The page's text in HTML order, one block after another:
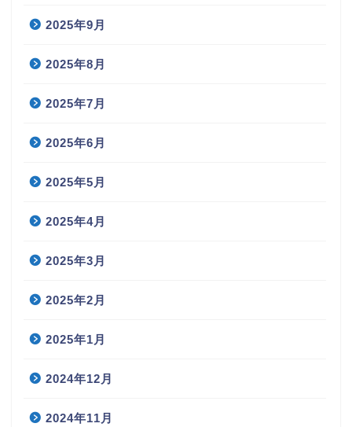
2025年9月
2025年8月
2025年7月
2025年6月
2025年5月
2025年4月
2025年3月
2025年2月
2025年1月
2024年12月
2024年11月